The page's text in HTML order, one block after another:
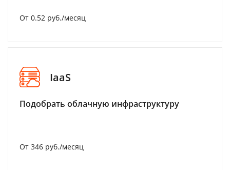
От 0.52 руб./месяц
IaaS
Подобрать облачную инфраструктуру
От 346 руб./месяц